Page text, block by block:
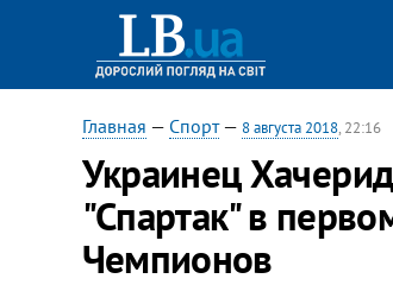
Главная — Спорт— 8 августа 2018, 22:16
Украинец
"Спартак" в
Чемпионов